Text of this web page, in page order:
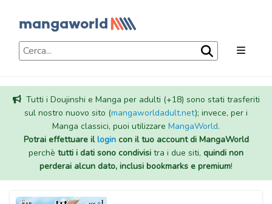
Tutti i Doujinshi e Manga per adulti (+18) sono stati trasferiti
sul nostro nuovo sito (mangaworldadult.net); invece, per i
Manga classici, puoi utilizzare MangaWorld.
Potrai effettuare illogincon il tuo account di MangaWorld
perchè tutti i dati sono condivisi tra i due siti, quindi non
perderai alcun dato, inclusi bookmarks e premium!